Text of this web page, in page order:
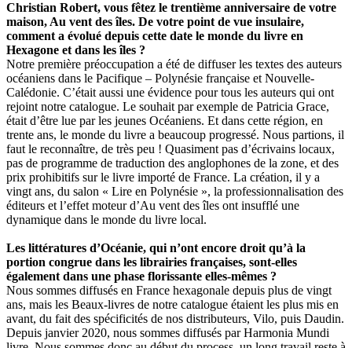
Christian Robert, vous fêtez le trentième anniversaire de votre
maison, Au vent des îles. De votre point de vue insulaire,
comment a évolué depuis cette date le monde du livre en
Hexagone et dans les îles ?
Notre première préoccupation a été de diffuser les textes des auteurs
océaniens dans le Pacifique – Polynésie française et Nouvelle-
Calédonie. C’était aussi une évidence pour tous les auteurs qui ont
rejoint notre catalogue. Le souhait par exemple de Patricia Grace,
était d’être lue par les jeunes Océaniens. Et dans cette région, en
trente ans, le monde du livre a beaucoup progressé. Nous partions, il
faut le reconnaître, de très peu ! Quasiment pas d’écrivains locaux,
pas de programme de traduction des anglophones de la zone, et des
prix prohibitifs sur le livre importé de France. La création, il y a
vingt ans, du salon « Lire en Polynésie », la professionnalisation des
éditeurs et l’effet moteur d’Au vent des îles ont insufflé une
dynamique dans le monde du livre local.
Les littératures d’Océanie, qui n’ont encore droit qu’à la
portion congrue dans les librairies françaises, sont-elles
également dans une phase florissante elles-mêmes ?
Nous sommes diffusés en France hexagonale depuis plus de vingt
ans, mais les Beaux-livres de notre catalogue étaient les plus mis en
avant, du fait des spécificités de nos distributeurs, Vilo, puis Daudin.
Depuis janvier 2020, nous sommes diffusés par Harmonia Mundi